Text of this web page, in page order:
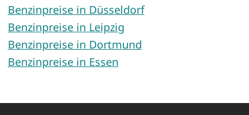
Benzinpreise in Düsseldorf
Benzinpreise in Leipzig
Benzinpreise in Dortmund
Benzinpreise in Essen